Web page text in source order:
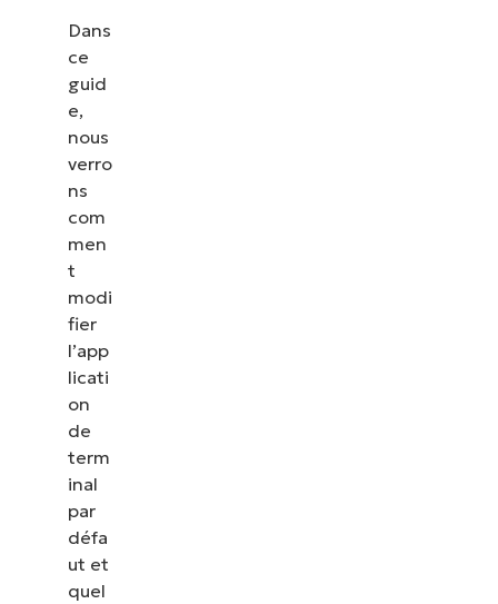
Dans
ce
guid
e,
nous
verro
ns
com
men
t
modi
fier
l’app
licati
on
de
term
inal
par
défa
ut et
quel